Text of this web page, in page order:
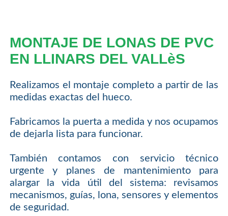
MONTAJE DE LONAS DE PVC
EN LLINARS DEL VALLèS
Realizamos el montaje completo a partir de las
medidas exactas del hueco.
Fabricamos la puerta a medida y nos ocupamos
de dejarla lista para funcionar.
También contamos con servicio técnico
urgente y planes de mantenimiento para
alargar la vida útil del sistema: revisamos
mecanismos, guías, lona, sensores y elementos
de seguridad.